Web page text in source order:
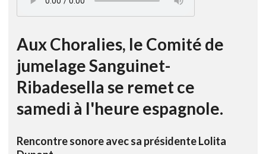
Aux Choralies, le Comité de
jumelage Sanguinet-
Ribadesella se remet ce
samedi à l'heure espagnole.
Rencontre sonore avec sa présidente Lolita